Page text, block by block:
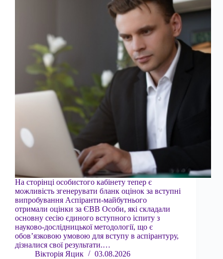
На сторінці особистого кабінету тепер є
можливість згенерувати бланк оцінок за вступні
випробування Аспіранти-майбутнього
отримали оцінки за ЄВВ Особи, які складали
основну сесію єдиного вступного іспиту з
науково-дослідницької методології, що є
обов’язковою умовою для вступу в аспірантуру,
дізналися свої результати.…
Вікторія Яцик
03.08.2026